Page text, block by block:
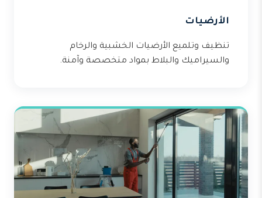
الأرضيات
تنظيف وتلميع الأرضيات الخشبية والرخام
والسيراميك والبلاط بمواد متخصصة وآمنة.